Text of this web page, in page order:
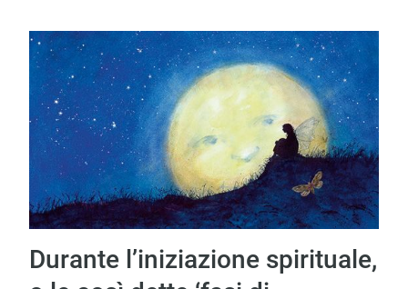
Durante l’iniziazione spirituale,